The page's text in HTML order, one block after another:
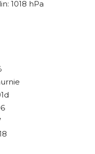
1018 hPa